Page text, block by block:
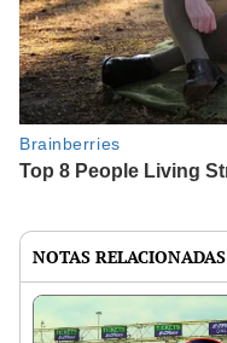
NOTAS RELACIONADAS